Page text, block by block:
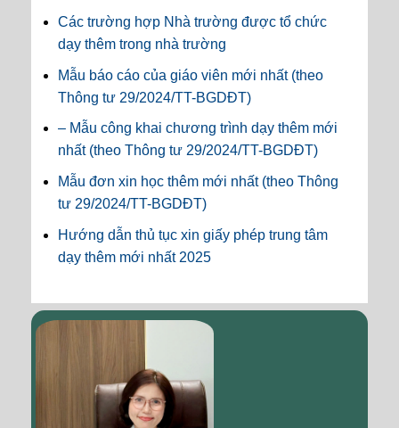
Các trường hợp Nhà trường được tổ chức
dạy thêm trong nhà trường
Mẫu báo cáo của giáo viên mới nhất (theo
Thông tư 29/2024/TT-BGDĐT)
– Mẫu công khai chương trình dạy thêm mới
nhất (theo Thông tư 29/2024/TT-BGDĐT)
Mẫu đơn xin học thêm mới nhất (theo Thông
tư 29/2024/TT-BGDĐT)
Hướng dẫn thủ tục xin giấy phép trung tâm
dạy thêm mới nhất 2025